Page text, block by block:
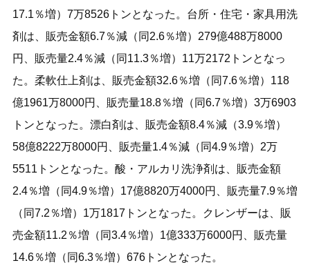
17.1％増）7万8526トンとなった。台所・住宅・家具用洗
剤は、販売金額6.7％減（同2.6％増）279億488万8000
円、販売量2.4％減（同11.3％増）11万2172トンとなっ
た。柔軟仕上剤は、販売金額32.6％増（同7.6％増）118
億1961万8000円、販売量18.8％増（同6.7％増）3万6903
トンとなった。漂白剤は、販売金額8.4％減（3.9％増）
58億8222万8000円、販売量1.4％減（同4.9％増）2万
5511トンとなった。酸・アルカリ洗浄剤は、販売金額
2.4％増（同4.9％増）17億8820万4000円、販売量7.9％増
（同7.2％増）1万1817トンとなった。クレンザーは、販
売金額11.2％増（同3.4％増）1億333万6000円、販売量
14.6％増（同6.3％増）676トンとなった。